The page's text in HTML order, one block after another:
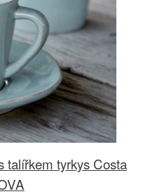
talířkem tyrkys Costa